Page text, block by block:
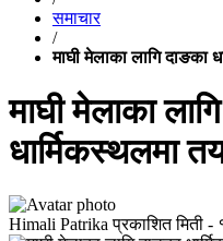
समाचार
/
माघी मेलाका लागि दाङका
माघी मेलाका
धार्मिकस्थलमा
Himali Patrika प्रकाशित मिती -